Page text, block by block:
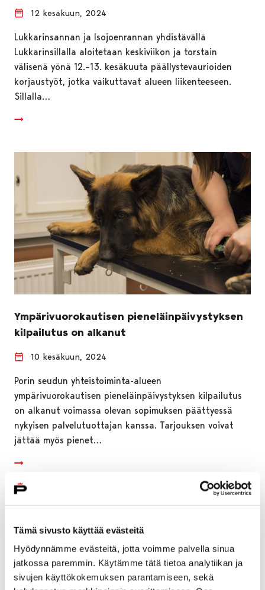
Tämä sivusto käyttää evästeitä
Hyödynnämme evästeitä, jotta voimme palvella sinua
jatkossa paremmin. Käytämme tätä tietoa analytiikan ja
sivujen käyttökokemuksen parantamiseen, sekä
12 kesäkuun, 2024
Lukkarinsannan ja Isojoenrannan yhdistävällä
Lukkarinsillalla aloitetaan keskiviikon ja torstain
välisenä yönä 12.–13. kesäkuuta päällystevaurioiden
korjaustyöt, jotka vaikuttavat alueen liikenteeseen.
Sillalla…
Ympärivuorokautisen pieneläinpäivystyksen
kilpailutus on alkanut
10 kesäkuun, 2024
Porin seudun yhteistoiminta-alueen
ympärivuorokautisen pieneläinpäivystyksen kilpailutus
on alkanut voimassa olevan sopimuksen päättyessä
nykyisen palvelutuottajan kanssa. Tarjouksen voivat
jättää myös pienet…